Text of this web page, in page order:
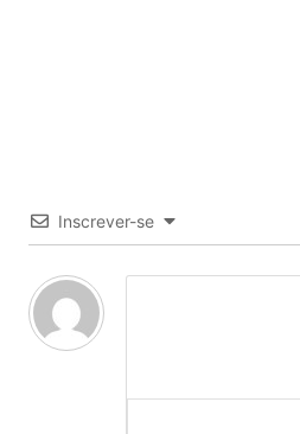
Inscrever-se